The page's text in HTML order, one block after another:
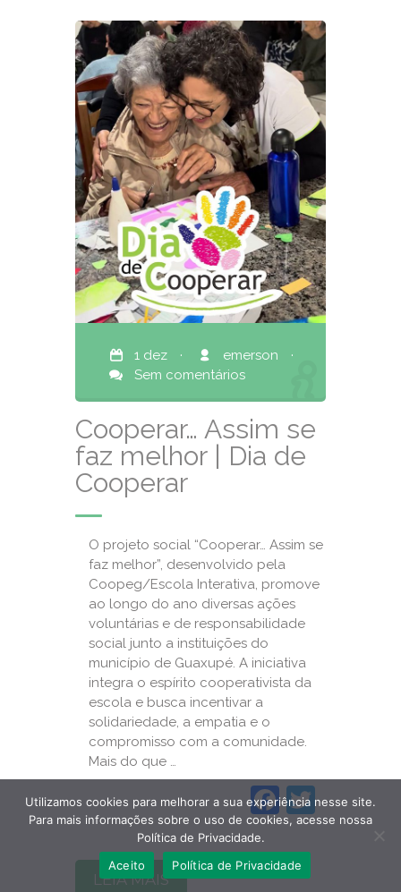
1 dez · emerson
·
Sem comentários
Cooperar… Assim se
faz melhor | Dia de
Cooperar
O projeto social “Cooperar… Assim se
faz melhor”, desenvolvido pela
Coopeg/Escola Interativa, promove
ao longo do ano diversas ações
voluntárias e de responsabilidade
social junto a instituições do
município de Guaxupé. A iniciativa
integra o espírito cooperativista da
escola e busca incentivar a
solidariedade, a empatia e o
compromisso com a comunidade.
Mais do que …
LEIA MAIS
Utilizamos cookies para melhorar a sua experiência nesse site.
Para mais informações sobre o uso de cookies, acesse nossa
Política de Privacidade.
Aceito
Política de Privacidade